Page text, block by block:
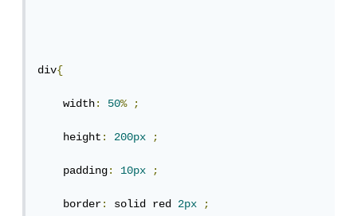
div{
width: 50% ;
height: 200px ;
padding: 10px ;
border: solid red 2px ;